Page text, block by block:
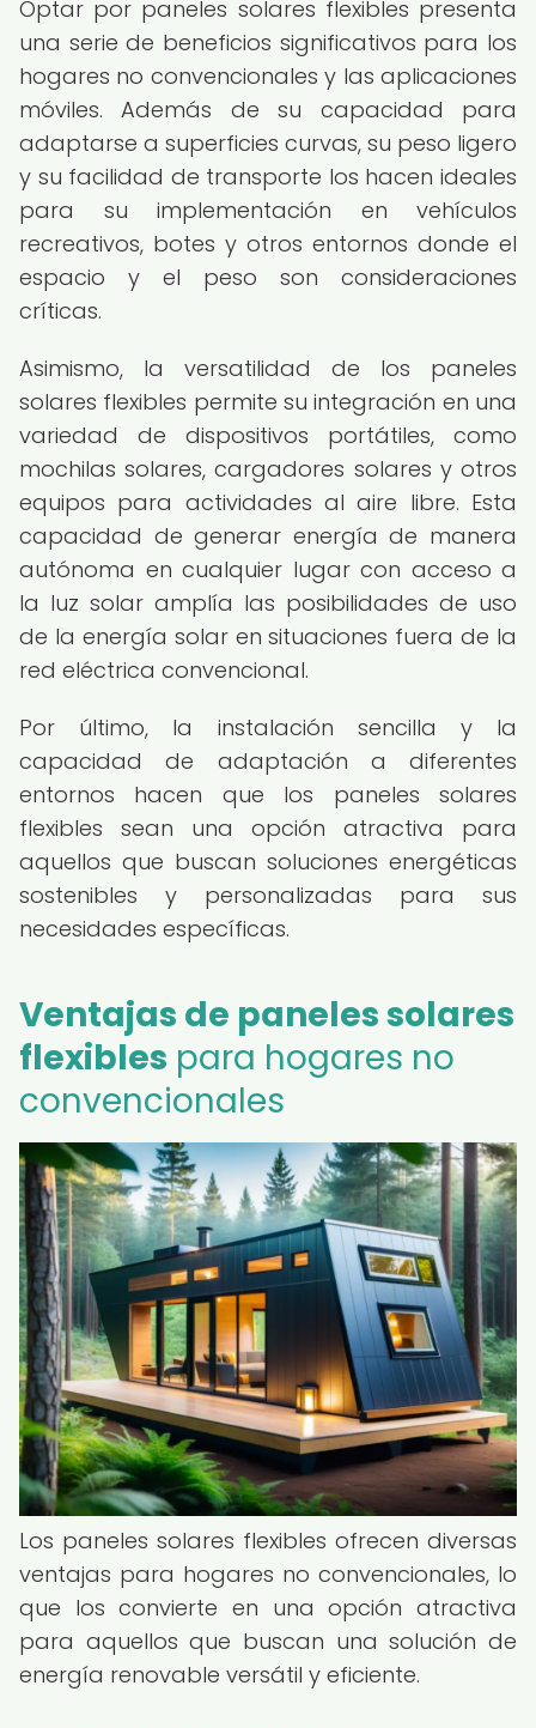
Optar por paneles solares flexibles presenta
una serie de beneficios significativos para los
hogares no convencionales y las aplicaciones
móviles. Además de su capacidad para
adaptarse a superficies curvas, su peso ligero
y su facilidad de transporte los hacen ideales
para su implementación en vehículos
recreativos, botes y otros entornos donde el
espacio y el peso son consideraciones
críticas.
Asimismo, la versatilidad de los paneles
solares flexibles permite su integración en una
variedad de dispositivos portátiles, como
mochilas solares, cargadores solares y otros
equipos para actividades al aire libre. Esta
capacidad de generar energía de manera
autónoma en cualquier lugar con acceso a
la luz solar amplía las posibilidades de uso
de la energía solar en situaciones fuera de la
red eléctrica convencional.
Por último, la instalación sencilla y la
capacidad de adaptación a diferentes
entornos hacen que los paneles solares
flexibles sean una opción atractiva para
aquellos que buscan soluciones energéticas
sostenibles y personalizadas para sus
necesidades específicas.
Ventajas de paneles solares
flexibles para hogares no
convencionales
Los paneles solares flexibles ofrecen diversas
ventajas para hogares no convencionales, lo
que los convierte en una opción atractiva
para aquellos que buscan una solución de
energía renovable versátil y eficiente.